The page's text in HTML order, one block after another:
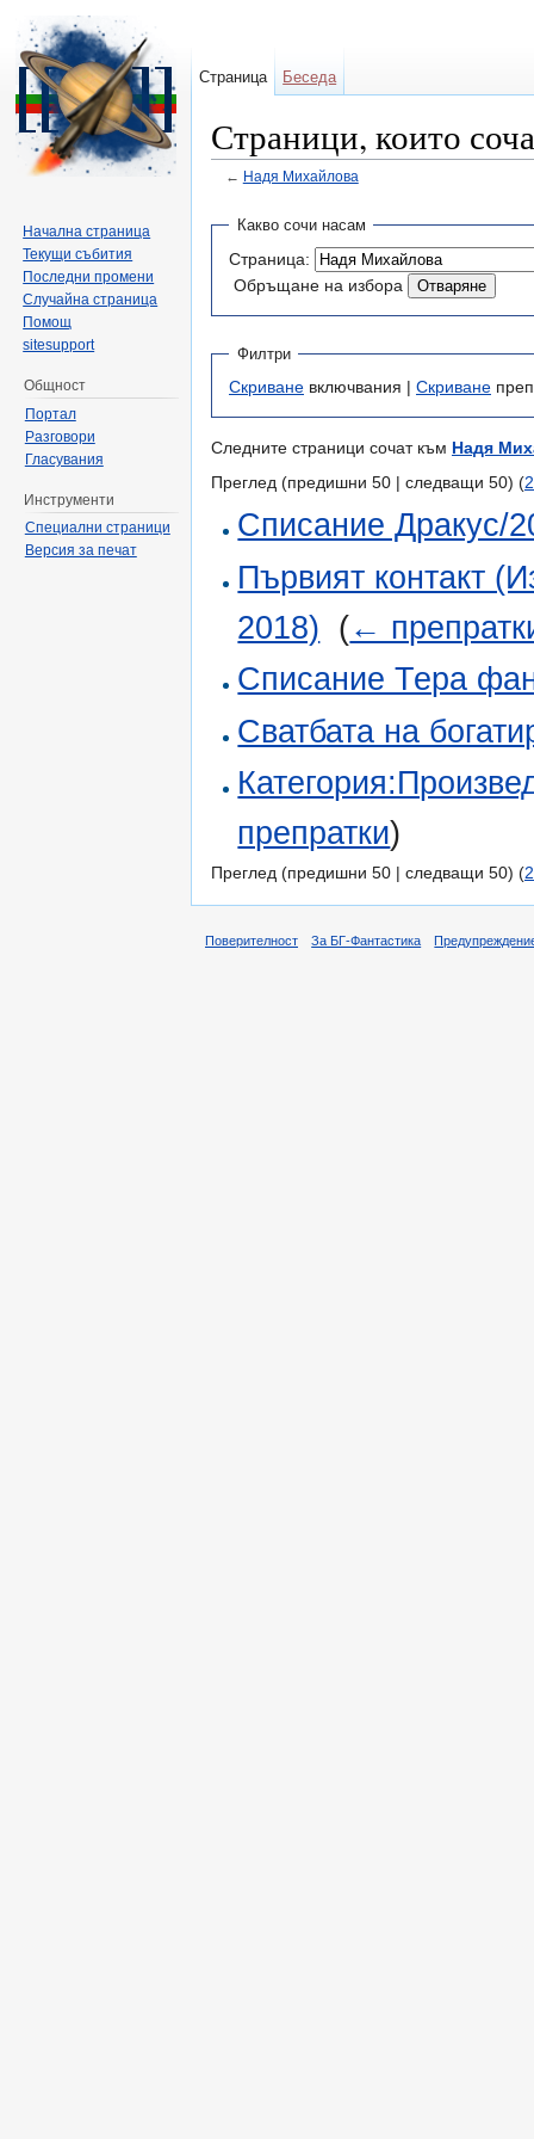
Страници, които
← Надя Михайлова
Какво сочи насам
Страница:
Обръщане на избора
Филтри
Скриване включвания | Скриване
Следните страници сочат към Надя
Преглед (предишни 50 | следващи 50) (
Списание Дракус/
Първият контакт
2018) (←
Списание Тера
Сватбата на
препратки)
Преглед (предишни 50 | следващи 50) (
Страница Беседа
Начална страница
Текущи събития
Последни промени
Случайна страница
Помощ
sitesupport
Общност
Портал
Разговори
Гласувания
Инструменти
Специални страници
Версия за печат
Поверителност За БГ-Фантастика